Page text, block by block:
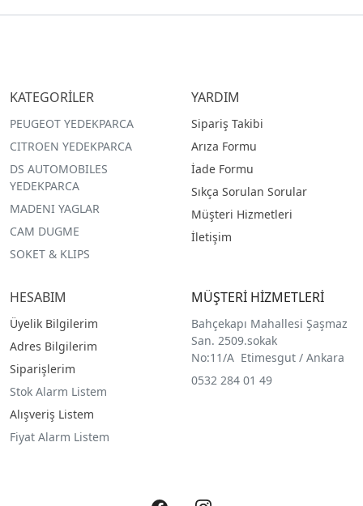
KATEGORİLER
PEUGEOT YEDEKPARCA
CITROEN YEDEKPARCA
DS AUTOMOBILES
YEDEKPARCA
MADENI YAGLAR
CAM DUGME
SOKET & KLIPS
YARDIM
Sipariş Takibi
Arıza Formu
İade Formu
Sıkça Sorulan Sorular
Müşteri Hizmetleri
İletişim
HESABIM
Üyelik Bilgilerim
Adres Bilgilerim
Siparişlerim
Stok Alarm Listem
Alışveriş Listem
Fiyat Alarm Listem
MÜŞTERİ HİZMETLERİ
Bahçekapı Mahallesi Şaşmaz
San. 2509.sokak
No:11/A Etimesgut / Ankara
0532 284 01 49